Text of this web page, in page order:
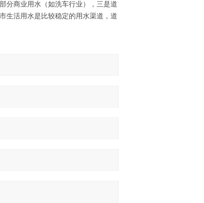
分商业用水（如洗车行业），三是道
生活用水是比较稳定的用水渠道，道